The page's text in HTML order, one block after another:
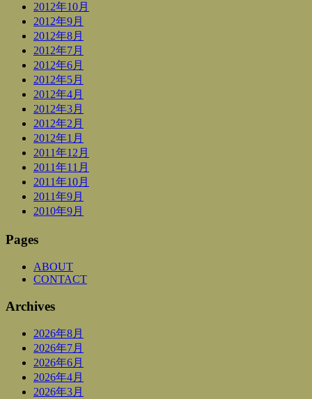
2012年10月
2012年9月
2012年8月
2012年7月
2012年6月
2012年5月
2012年4月
2012年3月
2012年2月
2012年1月
2011年12月
2011年11月
2011年10月
2011年9月
2010年9月
Pages
ABOUT
CONTACT
Archives
2026年8月
2026年7月
2026年6月
2026年4月
2026年3月